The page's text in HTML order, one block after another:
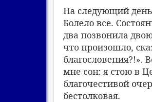
На следующий
Болело все.
два позвонила
что произошло,
благословения?!».
мне сон: я стою в
благочестивой
бестолковая.